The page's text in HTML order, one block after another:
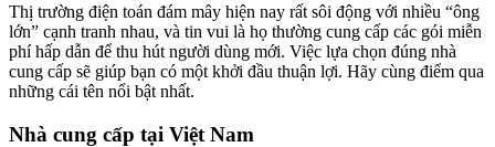
Thị trường điện toán đám mây hiện nay rất sôi động với nhiều “ông
lớn” cạnh tranh nhau, và tin vui là họ thường cung cấp các gói miễn
phí hấp dẫn để thu hút người dùng mới. Việc lựa chọn đúng nhà
cung cấp sẽ giúp bạn có một khởi đầu thuận lợi. Hãy cùng điểm qua
những cái tên nổi bật nhất.
Nhà cung cấp tại Việt Nam